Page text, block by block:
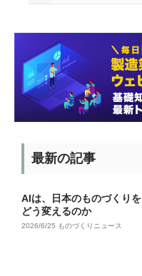
最新の記事
AIは、日本のものづくりを
どう変えるのか
2026/6/25 ものづくりニュース